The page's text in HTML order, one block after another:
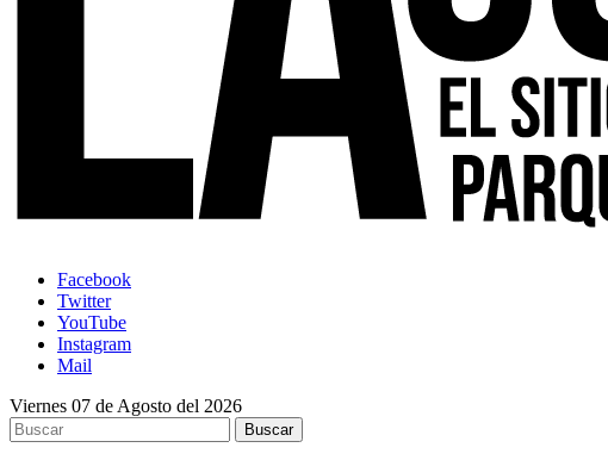
Facebook
Twitter
YouTube
Instagram
Mail
Viernes 07 de Agosto del 2026